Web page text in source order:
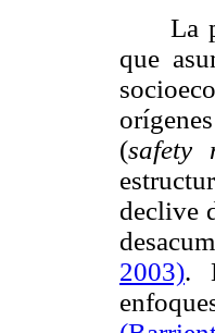
La
que
(safety
declive
2003).